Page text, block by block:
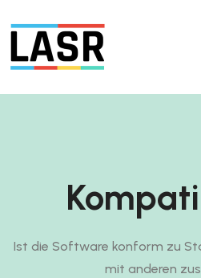
Ist die Software konform zu
mit anderen